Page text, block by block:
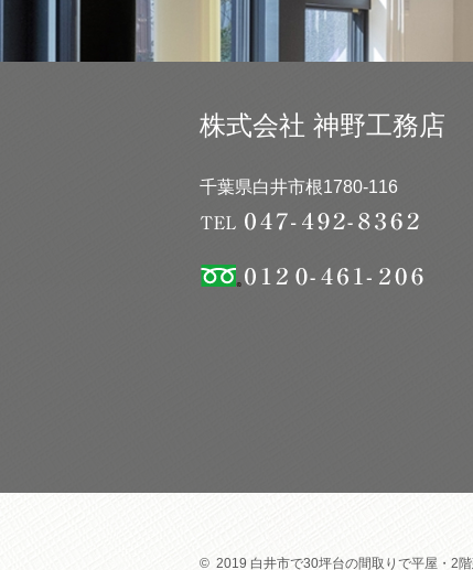
株式会社 神野工務店
千葉県白井市根1780-116
© 2019 白井市で30坪台の間取りで平屋・2